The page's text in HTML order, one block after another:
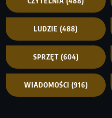
LUDZIE (488)
SPRZĘT (604)
WIADOMOŚCI (916)